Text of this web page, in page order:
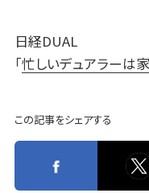
日経DUAL
「忙しいデュアラーは
この記事をシェアする